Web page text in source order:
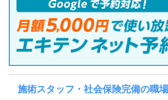
施術スタッフ・社会保険完備の職